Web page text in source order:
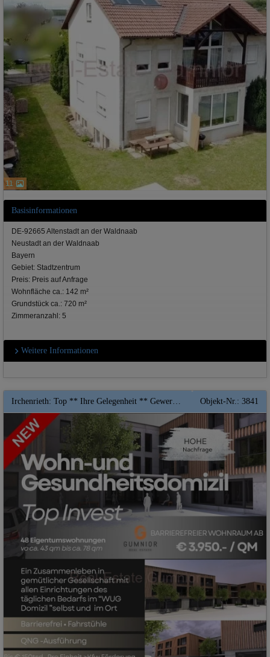
11
Basisinformationen
DE-92665 Altenstadt an der Waldnaab
Neustadt an der Waldnaab
Bayern
Gebiet: Stadtzentrum
Preis: Preis auf Anfrage
Wohnfläche ca.: 142 m²
Grundstück ca.: 720 m²
Zimmeranzahl: 5
Weitere Informationen
Irchenrieth: Top ** Ihre Gelegenheit ** Gewerbefläche ab 200 qm in unserem WUG -Center direkt in Irchenrieth ** Top Erstbezug Objekt-Nr.: 3841